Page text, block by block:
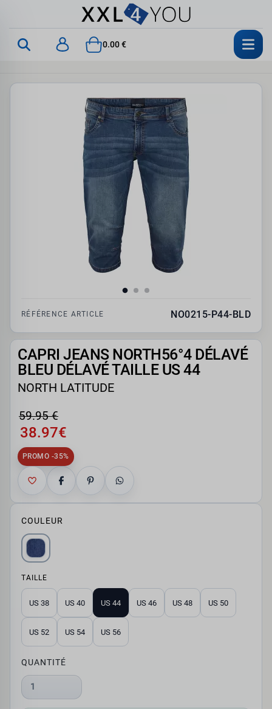
0.00 €
RÉFÉRENCE ARTICLE NO0215-P44-BLD
CAPRI JEANS NORTH56°4 DÉLAVÉ
BLEU DÉLAVÉ TAILLE US 44
NORTH LATITUDE
59.95 €
38.97€
PROMO -35%
COULEUR
TAILLE
US 38 US 40 US 44 US 46 US 48 US 50
US 52 US 54 US 56
QUANTITÉ
1